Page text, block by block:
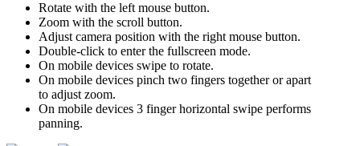
Rotate with the left mouse button.
Zoom with the scroll button.
Adjust camera position with the right mouse button.
Double-click to enter the fullscreen mode.
On mobile devices swipe to rotate.
On mobile devices pinch two fingers together or apart
to adjust zoom.
On mobile devices 3 finger horizontal swipe performs
panning.